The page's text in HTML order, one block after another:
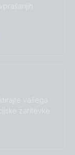
vašega
zahtevke